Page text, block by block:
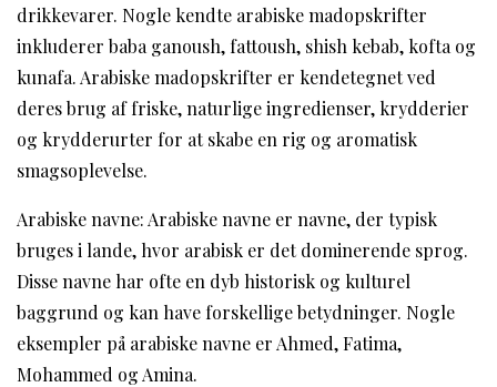
drikkevarer. Nogle kendte arabiske madopskrifter
inkluderer baba ganoush, fattoush, shish kebab, kofta og
kunafa. Arabiske madopskrifter er kendetegnet ved
deres brug af friske, naturlige ingredienser, krydderier
og krydderurter for at skabe en rig og aromatisk
smagsoplevelse.
Arabiske navne: Arabiske navne er navne, der typisk
bruges i lande, hvor arabisk er det dominerende sprog.
Disse navne har ofte en dyb historisk og kulturel
baggrund og kan have forskellige betydninger. Nogle
eksempler på arabiske navne er Ahmed, Fatima,
Mohammed og Amina.